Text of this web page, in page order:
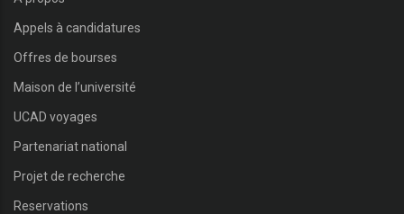
Appels à candidatures
Offres de bourses
Maison de l’université
UCAD voyages
Partenariat national
Projet de recherche
Reservations